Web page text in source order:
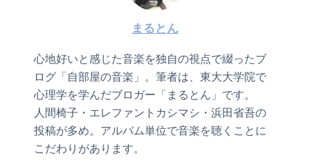
まるとん
心地好いと感じた音楽を独自の視点で綴ったブ
ログ「自部屋の音楽」。筆者は、東大大学院で
心理学を学んだブロガー「まるとん」です。
人間椅子・エレファントカシマシ・浜田省吾の
投稿が多め。アルバム単位で音楽を聴くことに
こだわりがあります。